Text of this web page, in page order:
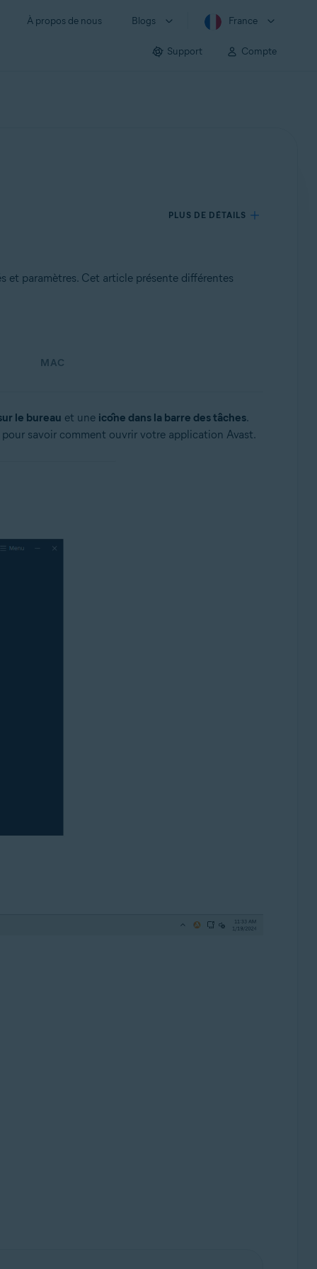
À propos de nous Blogs France
Support Compte
PLUS DE DÉTAILS
et paramètres. Cet article présente différentes
MAC
le bureau et une icône dans la barre des tâches.
savoir comment ouvrir votre application Avast.